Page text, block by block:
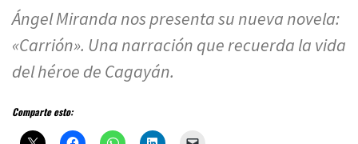
Ángel Miranda nos presenta su nueva novela:
«Carrión». Una narración que recuerda la vida
del héroe de Cagayán.
Comparte esto: